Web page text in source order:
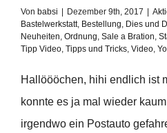
Von babsi Dezember 9th, 2017
Bastelwerkstatt, Bestellung, Dies und
Neuheiten, Ordnung, Sale a Bration,
Tipp Video, Tipps und Tricks, Video,
Hallöööchen, hihi endlich ist
konnte es ja mal wieder
irgendwo ein Postauto